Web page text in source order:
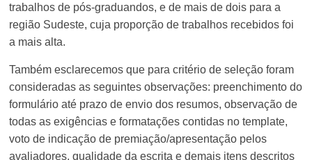
trabalhos de pós-graduandos, e de mais de dois para a
região Sudeste, cuja proporção de trabalhos recebidos foi
a mais alta.
Também esclarecemos que para critério de seleção foram
consideradas as seguintes observações: preenchimento do
formulário até prazo de envio dos resumos, observação de
todas as exigências e formatações contidas no template,
voto de indicação de premiação/apresentação pelos
avaliadores, qualidade da escrita e demais itens descritos